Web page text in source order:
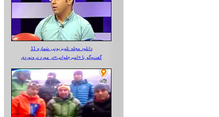
دانلود مجله تلویزیونی شماره 11
گفت‌وگو با «امیرجلوانی»در مورد دره‌نوردی